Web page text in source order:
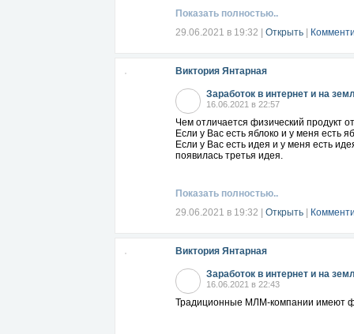
Показать полностью..
29.06.2021 в 19:32
Открыть
Виктория Янтарная
Заработок в интернет и на
16.06.2021 в 22:57
Чем отличается физический продукт
Если у Вас есть яблоко и у меня есть
Если у Вас есть идея и у меня есть
появилась третья идея.
Показать полностью..
29.06.2021 в 19:32
Открыть
Виктория Янтарная
Заработок в интернет и на
16.06.2021 в 22:43
Традиционные МЛМ-компании имеют